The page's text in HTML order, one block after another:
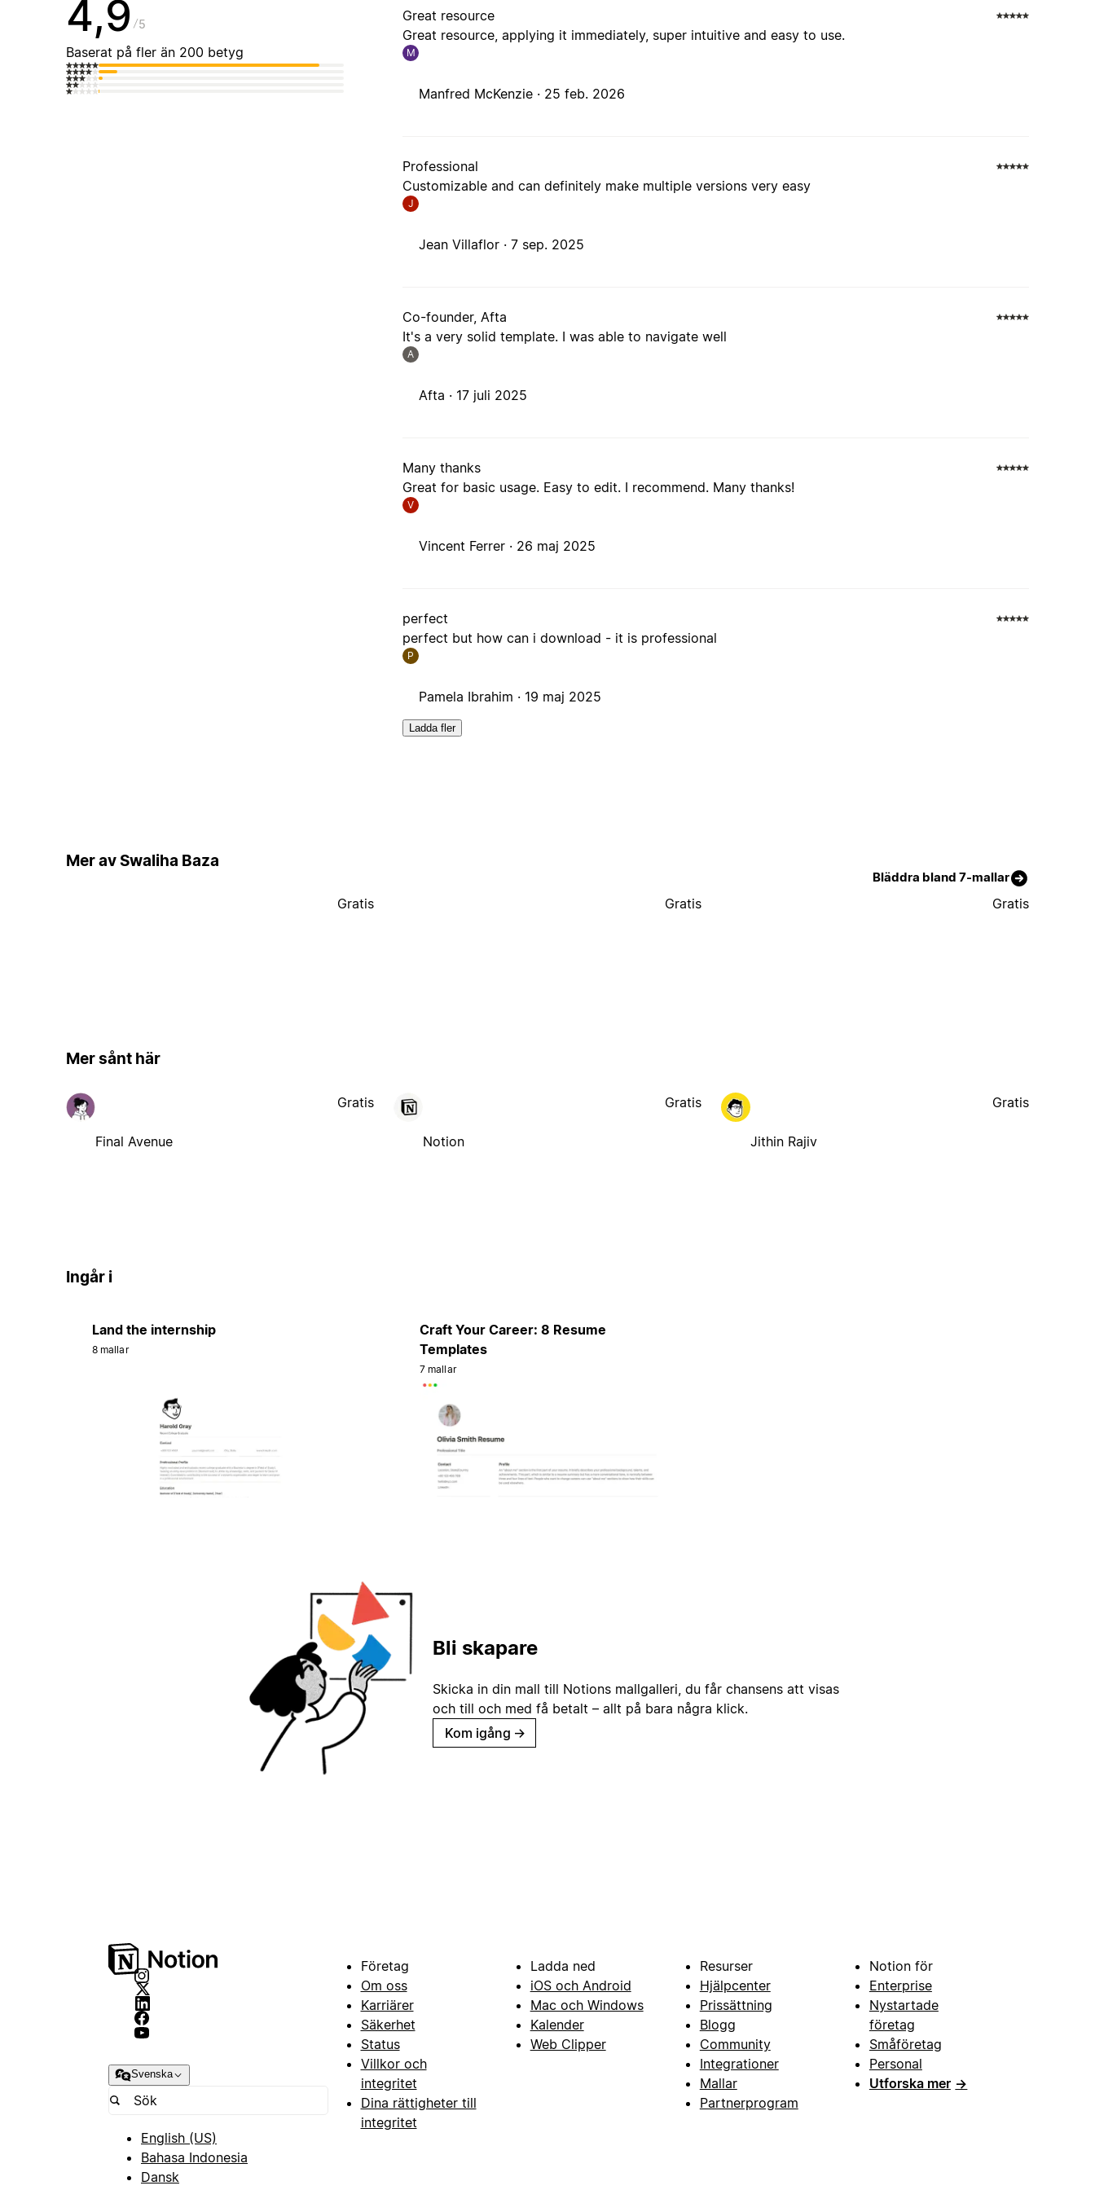
4,9 5
Baserat på fler än 200 betyg
Great resource
Great resource, applying it immediately, super intuitive and easy to use.
M
Manfred McKenzie · 25 feb. 2026
Professional
Customizable and can definitely make multiple versions very easy
J
Jean Villaflor ·7 sep. 2025
Co-founder, Afta
It's a very solid template. I was able to navigate well
A
Afta · 17 juli 2025
Many thanks
Great for basic usage. Easy to edit. I recommend. Many thanks!
V
Vincent Ferrer · 26 maj 2025
perfect
perfect but how can i download - it is professional
P
Pamela Ibrahim · 19 maj 2025
Ladda fler
Mer av Swaliha Baza
Bläddra bland 7-mallar
Gratis Gratis Gratis
Mer sånt här
Final Avenue
Gratis
Notion
Gratis
Jithin Rajiv
Gratis
Ingår i
Land the internship
8 mallar
Craft Your Career: 8 Resume
Templates
7 mallar
Bli skapare
Skicka in din mall till Notions mallgalleri, du får chansens att visas
och till och med få betalt – allt på bara några klick.
Kom igång →
Svenska
English (US)
Bahasa Indonesia
Dansk
Företag
Om oss
Karriärer
Säkerhet
Status
Villkor och
integritet
Dina rättigheter till
integritet
Ladda ned
iOS och Android
Mac och Windows
Kalender
Web Clipper
Resurser
Hjälpcenter
Prissättning
Blogg
Community
Integrationer
Mallar
Partnerprogram
Notion för
Enterprise
Nystartade
företag
Småföretag
Personal
Utforska mer →